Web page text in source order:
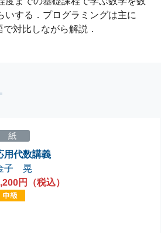
いする．プログラミングは主に
対比しながら解説．
紙
用代数講義
子 晃
円（税込）